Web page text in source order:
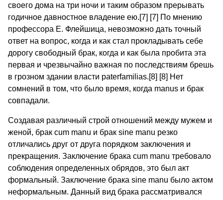
своего дома на три ночи и таким образом прерывать
годичное давностное владение ею.[7] [7] По мнению
профессора Е. Флейшица, невозможно дать точный
ответ на вопрос, когда и как стал прокладывать себе
дорогу свободный брак, когда и как была пробита эта
первая и чрезвычайно важная по последствиям брешь
в грозном здании власти paterfamilias.[8] [8] Нет
сомнений в том, что было время, когда manus и брак
совпадали.
Создавая различный строй отношений между мужем и
женой, брак cum manu и брак sine manu резко
отличались друг от друга порядком заключения и
прекращения. Заключение брака cum manu требовало
соблюдения определенных обрядов, это был акт
формальный. Заключение брака sine manu было актом
неформальным. Данный вид брака рассматривался